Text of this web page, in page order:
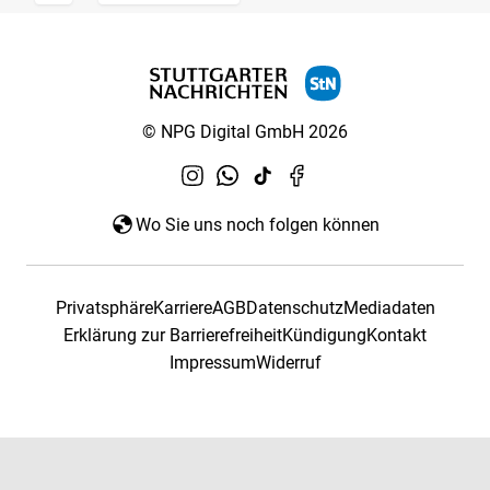
© NPG Digital GmbH 2026
Wo Sie uns noch folgen können
PrivatsphäreKarriereAGBDatenschutzMediadaten
Erklärung zur BarrierefreiheitKündigungKontakt
ImpressumWiderruf